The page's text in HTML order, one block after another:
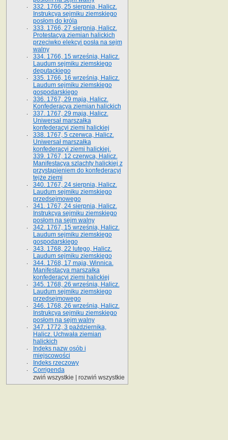
332. 1766, 25 sierpnia, Halicz.
Instrukcya sejmiku ziemskiego
posłom do króla
333. 1766, 27 sierpnia, Halicz.
Protestacya ziemian halickich
przeciwko elekcyi posła na sejm
walny
334. 1766, 15 września, Halicz.
Laudum sejmiku ziemskiego
deputackiego
335. 1766, 16 września, Halicz.
Laudum sejmiku ziemskiego
gospodarskiego
336. 1767, 29 maja, Halicz.
Konfederacya ziemian halickich
337. 1767, 29 maja, Halicz.
Uniwersał marszałka
konfederacyi ziemi halickiej
338. 1767, 5 czerwca, Halicz.
Uniwersał marszałka
konfederacyi ziemi halickiej.
339. 1767, 12 czerwca, Halicz.
Manifestacya szlachty halickiej z
przystąpieniem do konfederacyi
tejże ziemi
340. 1767, 24 sierpnia, Halicz.
Laudum sejmiku ziemskiego
przedsejmowego
341. 1767, 24 sierpnia, Halicz.
Instrukcya sejmiku ziemskiego
posłom na sejm walny
342. 1767, 15 września, Halicz.
Laudum sejmiku ziemskiego
gospodarskiego
343. 1768, 22 lutego, Halicz.
Laudum sejmiku ziemskiego
344. 1768, 17 maja, Winnica.
Manifestacya marszałka
konfederacyi ziemi halickiej
345. 1768, 26 września, Halicz.
Laudum sejmiku ziemskiego
przedsejmowego
346. 1768, 26 września, Halicz.
Instrukcya sejmiku ziemskiego
posłom na sejm walny
347. 1772, 3 października,
Halicz. Uchwała ziemian
halickich
Indeks nazw osób i
miejscowości
Indeks rzeczowy
Corrigenda
zwiń wszystkie
rozwiń wszystkie